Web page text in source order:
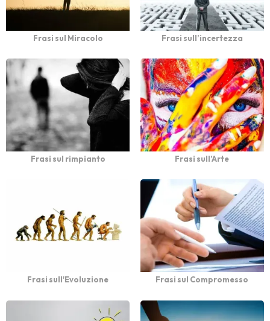
Frasi sul Miracolo Frasi sull’incertezza
Frasi sul rimpianto Frasi sull’Arte
Frasi sull'Evoluzione Frasi sul Compromesso